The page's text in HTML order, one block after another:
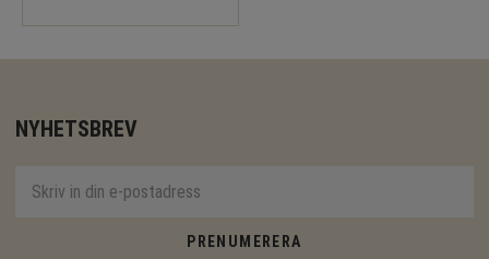
NYHETSBREV
PRENUMERERA